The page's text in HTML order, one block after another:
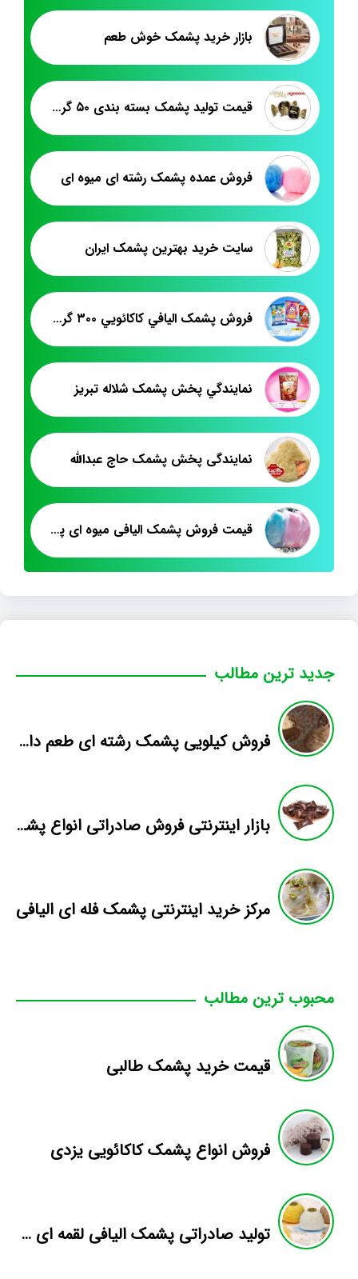
بازار خرید پشمک خوش طعم
قیمت تولید پشمک بسته بندی ۵۰ گرمی
فروش عمده پشمک رشته ای میوه ای
سايت خريد بهترين پشمک ايران
فروش پشمک اليافي کاکائويي ۳۰۰ گرمي
نمايندگي پخش پشمک شلاله تبريز
نمایندگی پخش پشمک حاج عبدالله
قیمت فروش پشمک الیافی میوه ای پت ۵۰۰ گرم
جدید ترین مطالب
فروش کیلویی پشمک رشته ای طعم دار میوه
بازار اینترنتی فروش صادراتی انواع پشمک الیافی/شکلاتی
مرکز خرید اینترنتی پشمک فله ای الیافی
محبوب ترین مطالب
قیمت خرید پشمک طالبی
فروش انواع پشمک کاکائویی یزدی
تولید صادراتی پشمک الیافی لقمه ای ۳۵۰ گرمی